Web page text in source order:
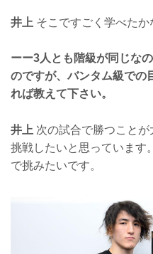
井上 そこですごく学べたか
ーー3人とも階級が同じな
のですが、バンタム級での
れば教えて下さい。
井上 次の試合で勝つこと
挑戦したいと思っています
で挑みたいです。